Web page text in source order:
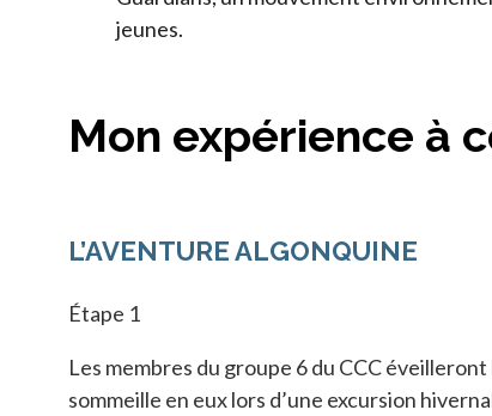
jeunes.
Mon expérience à
L’AVENTURE ALGONQUINE
Étape 1
Les membres du groupe 6 du CCC éveilleront
sommeille en eux lors d’une excursion